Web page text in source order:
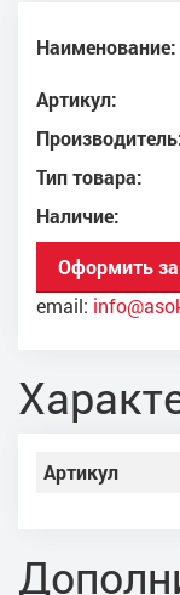
Наименование:
Артикул:
Тип товара:
Наличие:
Оформить
email:
Артикул